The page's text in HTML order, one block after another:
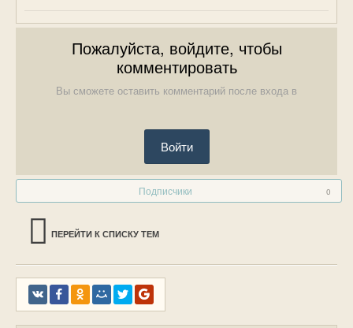
Пожалуйста, войдите, чтобы
комментировать
Вы сможете оставить комментарий после входа в
Войти
Подписчики 0
ПЕРЕЙТИ К СПИСКУ ТЕМ